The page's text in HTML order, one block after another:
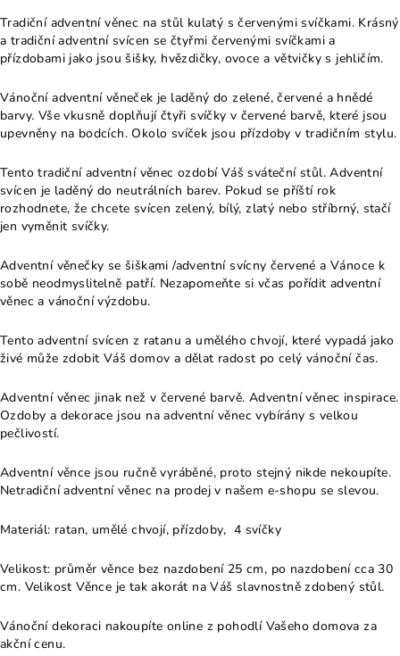
Tradiční adventní věnec na stůl kulatý s červenými svíčkami. Krásný
a tradiční adventní svícen se čtyřmi červenými svíčkami a
přízdobami jako jsou šišky, hvězdičky, ovoce a větvičky s jehličím.
Vánoční adventní věneček je laděný do zelené, červené a hnědé
barvy. Vše vkusně doplňují čtyři svíčky v červené barvě, které jsou
upevněny na bodcích. Okolo svíček jsou přízdoby v tradičním stylu.
Tento tradiční adventní věnec ozdobí Váš sváteční stůl. Adventní
svícen je laděný do neutrálních barev. Pokud se příští rok
rozhodnete, že chcete svícen zelený, bílý, zlatý nebo stříbrný, stačí
jen vyměnit svíčky.
Adventní věnečky se šiškami /adventní svícny červené a Vánoce k
sobě neodmyslitelně patří. Nezapomeňte si včas pořídit adventní
věnec a vánoční výzdobu.
Tento adventní svícen z ratanu a umělého chvojí, které vypadá jako
živé může zdobit Váš domov a dělat radost po celý vánoční čas.
Adventní věnec jinak než v červené barvě. Adventní věnec inspirace.
Ozdoby a dekorace jsou na adventní věnec vybírány s velkou
pečlivostí.
Adventní věnce jsou ručně vyráběné, proto stejný nikde nekoupíte.
Netradiční adventní věnec na prodej v našem e-shopu se slevou.
Materiál: ratan, umělé chvojí, přízdoby, 4 svíčky
Velikost: průměr věnce bez nazdobení 25 cm, po nazdobení cca 30
cm. Velikost Věnce je tak akorát na Váš slavnostně zdobený stůl.
Vánoční dekoraci nakoupíte online z pohodlí Vašeho domova za
akční cenu.